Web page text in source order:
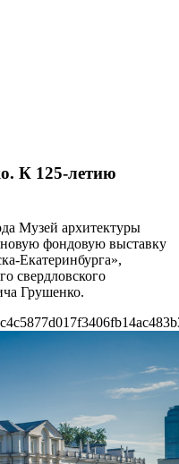
К 125-летию
Музей архитектуры
фондовую выставку
Екатеринбурга»,
свердловского
Грушенко.